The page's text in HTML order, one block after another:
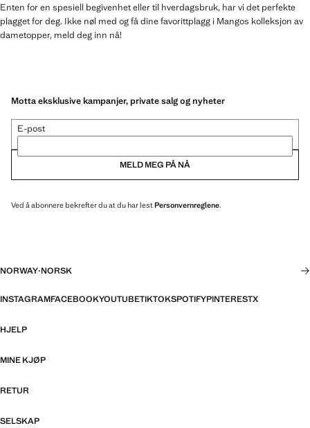
Enten for en spesiell begivenhet eller til hverdagsbruk, har vi det perfekte
plagget for deg. Ikke nøl med og få dine favorittplagg i Mangos kolleksjon av
dametopper, meld deg inn nå!
Motta eksklusive kampanjer, private salg og nyheter
E-post
MELD MEG PÅ NÅ
Ved å abonnere bekrefter du at du har lestPersonvernreglene.
NORWAY·NORSK
INSTAGRAMFACEBOOKYOUTUBETIKTOKSPOTIFYPINTERESTX
HJELP
MINE KJØP
RETUR
SELSKAP